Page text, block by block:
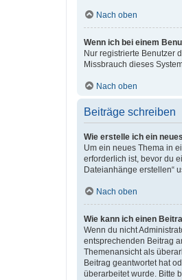
Nach oben
Wenn ich bei einem
Nur registrierte Benutzer
Missbrauch dieses
Nach oben
Beiträge schreiben
Wie erstelle ich ein
Um ein neues Thema in
erforderlich ist, bevor du
Dateianhänge erstellen“
Nach oben
Wie kann ich einen
Wenn du nicht
entsprechenden Beitrag
Themenansicht als
Beitrag geantwortet hat
überarbeitet wurde. Bitte